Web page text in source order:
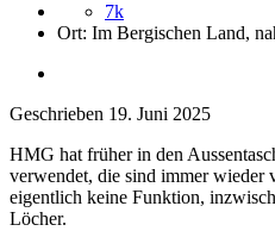
7k
Ort: Im Bergischen Land,
Geschrieben 19. Juni 2025
HMG hat früher in den
verwendet, die sind immer wieder
eigentlich keine Funktion,
Löcher.